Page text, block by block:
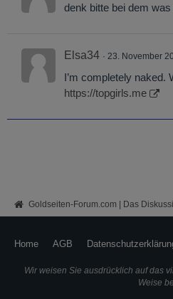
Goldseiten-Forum.com | Das
denk bitte bei dem
Elsa34 23. November
I’m completely naked.
https://topgirls.me
Home AGB
Wir weisen Sie ausdrücklich auf das
Weise